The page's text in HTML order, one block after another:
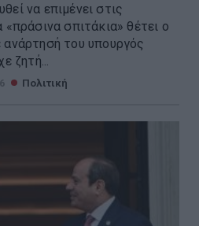
να επιμένει στις
«πράσινα σπιτάκια» θέτει ο
του υπουργός
ζητή...
Πολιτική